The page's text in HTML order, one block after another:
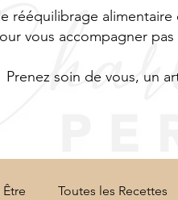
rééquilibrage
vous accompagner
Prenez soin de vous, un
Toutes les Recettes